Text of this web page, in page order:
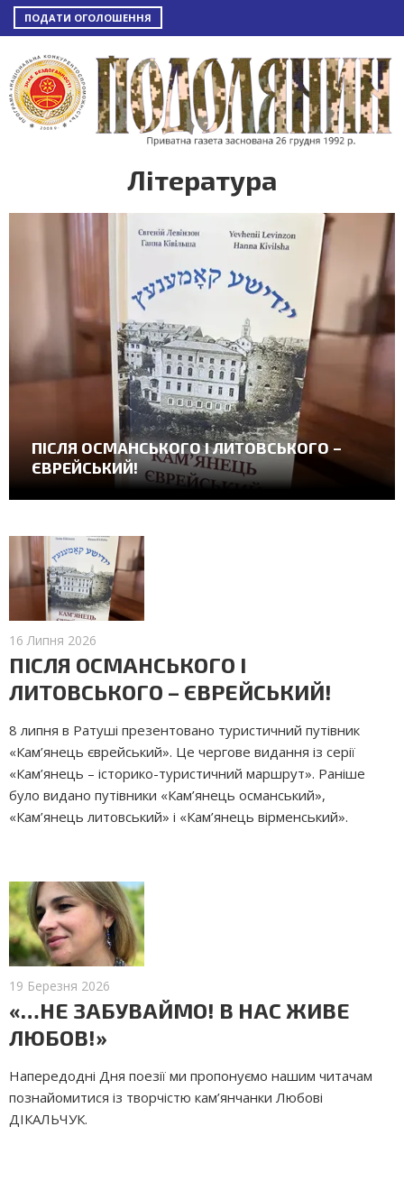
ПОДАТИ ОГОЛОШЕННЯ
Література
ПІСЛЯ ОСМАНСЬКОГО І ЛИТОВСЬКОГО –
ЄВРЕЙСЬКИЙ!
16 Липня 2026
ПІСЛЯ ОСМАНСЬКОГО І
ЛИТОВСЬКОГО – ЄВРЕЙСЬКИЙ!
8 липня в Ратуші презентовано туристичний путівник
«Кам’янець єврейський». Це чергове видання із серії
«Кам’янець – історико-туристичний маршрут». Раніше
було видано путівники «Кам’янець османський»,
«Кам’янець литовський» і «Кам’янець вірменський».
19 Березня 2026
«…НЕ ЗАБУВАЙМО! В НАС ЖИВЕ
ЛЮБОВ!»
Напередодні Дня поезії ми пропонуємо нашим читачам
познайомитися із творчістю кам’янчанки Любові
ДІКАЛЬЧУК.